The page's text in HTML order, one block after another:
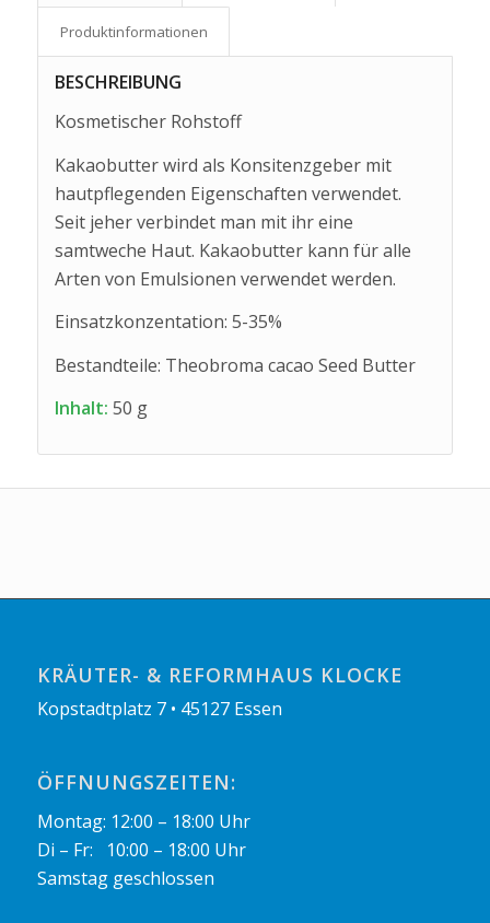
Produkt­informationen
BESCHREIBUNG
Kosmetischer Rohstoff
Kakaobutter wird als Konsitenzgeber mit
hautpflegenden Eigenschaften verwendet.
Seit jeher verbindet man mit ihr eine
samtweche Haut. Kakaobutter kann für alle
Arten von Emulsionen verwendet werden.
Einsatzkonzentation: 5-35%
Bestandteile: Theobroma cacao Seed Butter
Inhalt: 50 g
KRÄUTER- & REFORMHAUS KLOCKE
Kopstadtplatz 7 • 45127 Essen
ÖFFNUNGSZEITEN:
Montag: 12:00 – 18:00 Uhr
Di – Fr: 10:00 – 18:00 Uhr
Samstag geschlossen